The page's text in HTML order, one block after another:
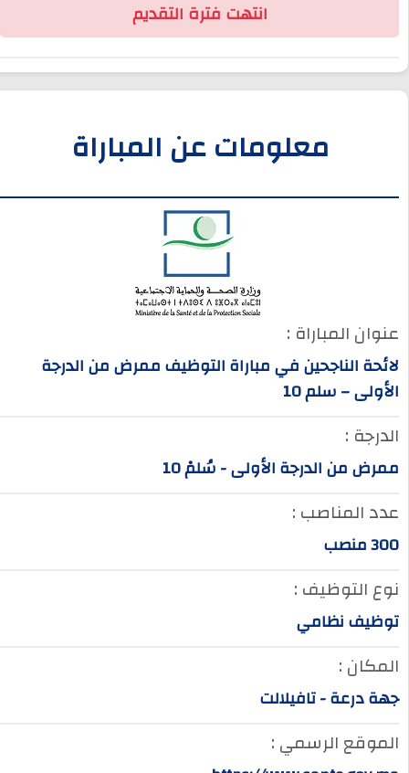
انتهت فترة التقديم
معلومات عن المباراة
عنوان المباراة :
لائحة الناجحين في مباراة التوظيف ممرض من الدرجة
الأولى – سلم 10
الدرجة :
ممرض من الدرجة الأولى - سُلمْ 10
عدد المناصب :
300 منصب
نوع التوظيف :
توظيف نظامي
المكان :
جهة درعة - تافيلالت
الموقع الرسمي :